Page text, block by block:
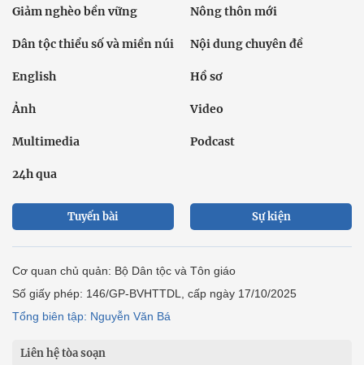
Giảm nghèo bền vững Nông thôn mới
Dân tộc thiểu số và miền núi Nội dung chuyên đề
English Hồ sơ
Ảnh Video
Multimedia Podcast
24h qua
Tuyến bài Sự kiện
Cơ quan chủ quản: Bộ Dân tộc và Tôn giáo
Số giấy phép: 146/GP-BVHTTDL, cấp ngày 17/10/2025
Tổng biên tập: Nguyễn Văn Bá
Liên hệ tòa soạn